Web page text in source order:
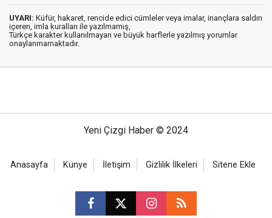
UYARI: Küfür, hakaret, rencide edici cümleler veya imalar, inançlara saldırı
içeren, imla kuralları ile yazılmamış,
Türkçe karakter kullanılmayan ve büyük harflerle yazılmış yorumlar
onaylanmamaktadır.
Yeni Çizgi Haber © 2024
Anasayfa Künye İletişim Gizlilik İlkeleri Sitene Ekle